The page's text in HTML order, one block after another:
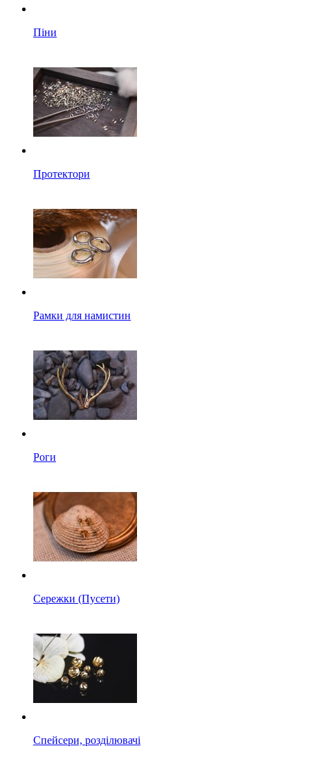
Піни
Протектори
Рамки для намистин
Роги
Сережки (Пусети)
Спейсери, розділювачі